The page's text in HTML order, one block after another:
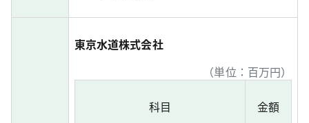
東京水道株式会社
（単位：百万円）
科目 金額